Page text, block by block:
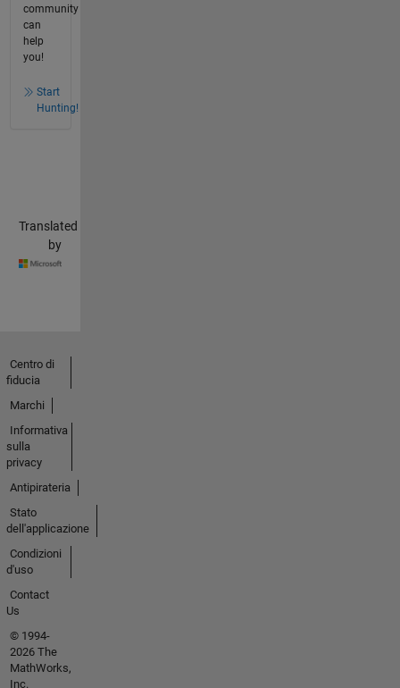
community
can
help
you!
Start
Hunting!
Translated
by
Centro di
fiducia
Marchi
Informativa
sulla
privacy
Antipirateria
Stato
dell'applicazione
Condizioni
d'uso
Contact
Us
© 1994-
2026 The
MathWorks,
Inc.